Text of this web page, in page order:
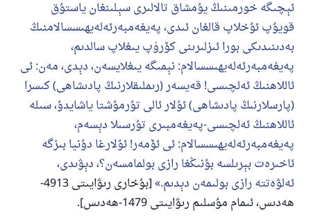
ئېچىگە خورمىنىڭ يۇمشاق تالالىرى سېلىنغان ياستۇق
قويۇپ ئۇخلاپ قالغان ئىدى، پەيغەمبەرئەلەيھىسسالامنىڭ
بەدىنىدىكى بورا ئىزلىرىنى كۆرۈپ يىغلاپ سالدىم،
پەيغەمبەرئەلەيھىسسالام: نېمىگە يىغلايسەن، دېدى، مەن: ئى
ئاللاھنىڭ ئەلچىسى! قەيسەر (رىملىقلارنىڭ پادىشاھى) كىسرا
(پارسلارنىڭ پادىشاھى) ئۇلار ئالى تۇرمۇشتا ياشايدۇ، سىلە
ئاللاھنىڭ ئەلچىسى-پەيغەمبىرى تۇرسىلا دېسەم،
پەيغەمبەرئەلەيھىسسالام: ئى ئۆمەر! ئۇلارغا دۇنيا بىزگە
ئاخىرەت بېرىلسە بۇنىڭغا رازى بولمامسەن؟، دېۋىدى،
ئەلۋەتتە رازى بولىمەن دېدىم.
[بۇخارى رىۋايىتى 4913-
ھەدىس، ئىمام مۇسلىم رىۋايىتى 1479-ھەدىس].